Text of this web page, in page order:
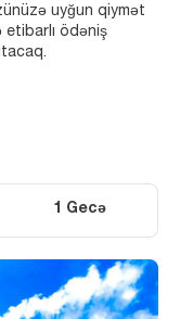
uyğun qiymət
etibarlı ödəniş
1 Gecə